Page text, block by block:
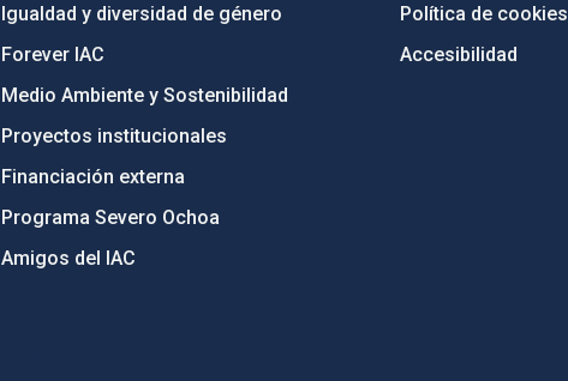
Igualdad y diversidad de género
Forever IAC
Medio Ambiente y Sostenibilidad
Proyectos institucionales
Financiación externa
Programa Severo Ochoa
Amigos del IAC
Política de cookies
Accesibilidad